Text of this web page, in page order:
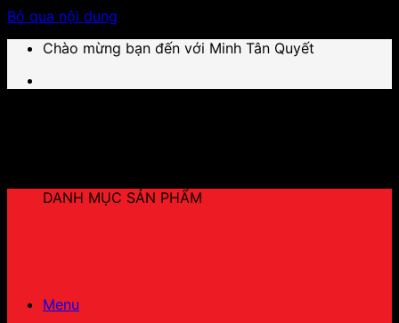
Bỏ qua nội dung
Chào mừng bạn đến với Minh Tân Quyết
Menu
DANH MỤC SẢN PHẨM